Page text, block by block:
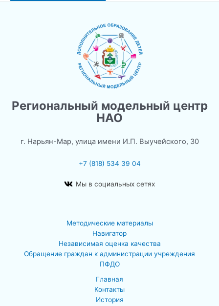
Региональный модельный центр
НАО
г. Нарьян-Мар, улица имени И.П. Выучейского, 30
+7 (818) 534 39 04
Мы в социальных сетях
Методические материалы
Навигатор
Независимая оценка качества
Обращение граждан к администрации учреждения
ПФДО
Главная
Контакты
История